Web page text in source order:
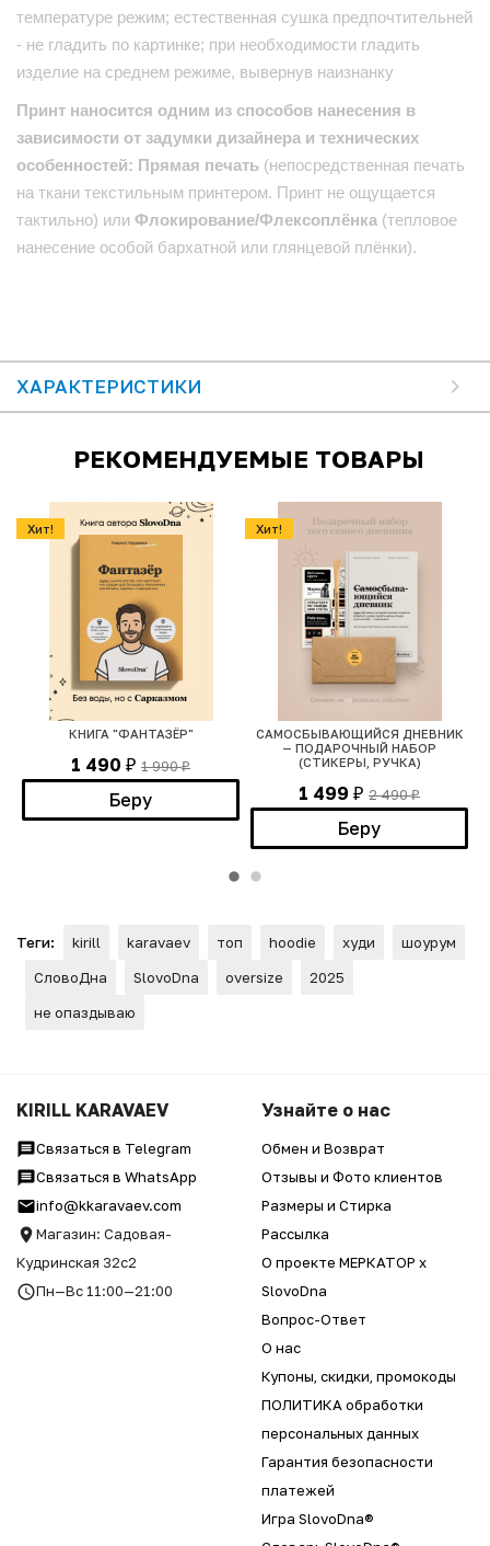
температуре режим; естественная сушка предпочтительней
- не гладить по картинке; при необходимости гладить
изделие на среднем режиме, вывернув наизнанку
Принт наносится одним из способов нанесения в
зависимости от задумки дизайнера и технических
особенностей: Прямая печать (непосредственная печать
на ткани текстильным принтером. Принт не ощущается
тактильно) или Флокирование/Флексоплёнка (тепловое
нанесение особой бархатной или глянцевой плёнки).
ХАРАКТЕРИСТИКИ
РЕКОМЕНДУЕМЫЕ ТОВАРЫ
КНИГА "ФАНТАЗЁР"
1 490 ₽ 1 990₽
Беру
Хит!
САМОСБЫВАЮЩИЙСЯ ДНЕВНИК
— ПОДАРОЧНЫЙ НАБОР
(СТИКЕРЫ, РУЧКА)
1 499 ₽ 2 490₽
Беру
Хит!
Теги: kirill karavaev топ hoodie худи
шоурум
СловоДна
SlovoDna oversize
2025
не опаздываю
KIRILL KARAVAEV
Связаться в Telegram
Связаться в WhatsApp
info@kkaravaev.com
Магазин: Садовая-
Кудринская 32с2
Пн—Вс 11:00—21:00
Узнайте о нас
Обмен и Возврат
Отзывы и Фото клиентов
Размеры и Стирка
Рассылка
О проекте МЕРКАТОР x
SlovoDna
Вопрос-Ответ
О нас
Купоны, скидки, промокоды
ПОЛИТИКА обработки
персональных данных
Гарантия безопасности
платежей
Игра SlovoDna®